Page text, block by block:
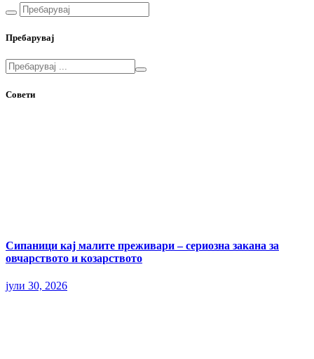
Пребарувај
Совети
Сипаници кај малите преживари – сериозна закана за
овчарството и козарството
јули 30, 2026